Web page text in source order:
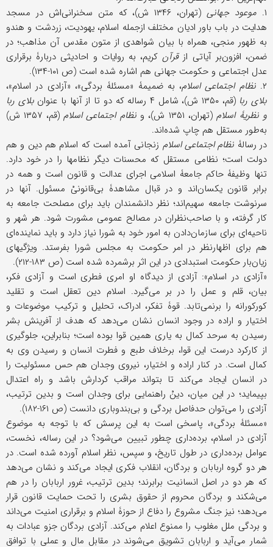
۱. موعود جهانی
(تهران، ۱۳۴۶ ش)، که متن سخنرانی‌اش در مسجد
هدایت در باب باور ادیان مختلف ازجمله اسلام، یهودیت، زردشت و هندو
به ظهور منجی، همراه با بیان شواهدی از متون مقدس آن مذاهب؛ در
ضمن، افزون‌بر آیاتی ازقرآن کریم، به روایات و احادیثی دربارۀ برقراری
عدل اجتماعی و حکومت جهانی هم اشاره شده است (ص ۱۰۱-۱۳۴).
۲. نظام اجتماعی اسلام، به ضمیمۀ «مسئلۀ بردگی»، «آزادی در اسلام»،
بلای ربا(قم، ۱۳۵۰ ش)، شامل ۴ رساله که دو تا از آنها با عنوان
بلای ربا
و نظریۀ اسلام(تهران، ۱۳۵۱ ش)، و نظام اجتماعی اسلام
(قم، ۱۳۵۷ ش)
به‌طور مستقل هم چاپ شده‌اند.
در رسالۀ نظام اجتماعی اسلام زنجانی آمده است که اسلام هم دین و هم
دولت است؛ نظامی مستقل که محسنات دیگر نظامها را در خود دارد.
تنها وظیفۀ حاکم جامعۀ اسلامی اجرای عدالت و قانون است و همه در
برابر قانون یکسان‌اند و در قبال مشاهدۀ بی‌قانونیْ مسئول. آنها در
سرنوشت جامعه سهیم‌اند؛ نظر دانشمندان باید برای مصلحت جامعه به
کار گرفته، و با صاحب‌نظران در مصالح عمومی مشورت شود. هر شهر و
ناحیه‌ای برای سازمان‌دادن به امور خود به شورا نیاز دارد و باید نماینده‌ای
هم برای اظهارنظر در امر حکومت به مجلس شورا بفرستد. ویژگیهای
زیان‌بار حکومت استبدادی در این اثر برشمرده شده است (ص ۱۸۳-۲۱۲).
«آزادی در اسلام»: آزادی از دیدگاه او امری فطری است و آزادی فکر،
بیان، قلم و عمل را در بر می‌گیرد. اسلام دین تعقل است و تقلید
کورکورانه را برنمی‌تابد. قوۀ تفکر، ادراک، تحلیل و ترکیب موضوعات و
اختیار و اراده در وجود انسان نشان می‌دهد که هدف از آفرینش بشر
رسیدن به سرحد کمال به یاری همین قوا بوده است؛ بنابراین، جلوگیری
از کارکرد درست این قوا، برخلاف طبع و فطرت انسان و رسیدن وی به
کمال است. در کنار اراده و اختیار، نیروی وجدان هم حس مسئولیت را
در انسان ایجاد می‌کند تا بتواند مراقب کردارش باشد و راه اعتدال
بپیماید؛ در این میان، دینْ راهنمایی برای وجدان است و بدین ترتیب،
آزادی را می‌توان حدفاصل بردگی و بی‌بندوباری دانست (ص ۱۶۱-۱۸۲).
«مسئلۀ بردگی»، پاسخی است به این پرسش که با توجه به موضوع
آزادی در اسلام، برده‌داری چطور تبیین می‌شود؟ در این رساله، نخست،
عوامل برده‌داری در طول تاریخ، و سپس، نظر اسلام آورده شده است. در
هر دو گروه اربابان و بردگان، انقلاب فکری ایجاد می‌کند و نشان می‌دهد
که هر دو در اصل انسانیت برابرند؛ بدین ترتیب، غرور اربابان را در هم
می‌شکند و بردگان محروم از حقوق بشری را تحت حمایت قانون قرار
می‌دهد؛ نیز جنگ مشروع را دفاع از حوزۀ اسلام و برقراری امنیت می‌داند
و بردگی ملل مغلوب را ممنوع اعلام می‌کند. آزادی بردگان جزو عبادات به
شمار می‌آید و اربابان تشویق می‌شوند در مقابل مال و عملی با توافق